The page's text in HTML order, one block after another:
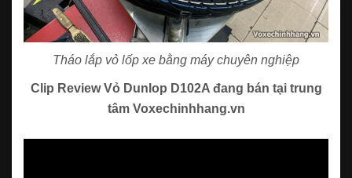
Tháo lắp vỏ lốp xe bằng máy chuyên nghiệp
Clip Review Vỏ Dunlop D102A đang bán tại trung
tâm Voxechinhhang.vn